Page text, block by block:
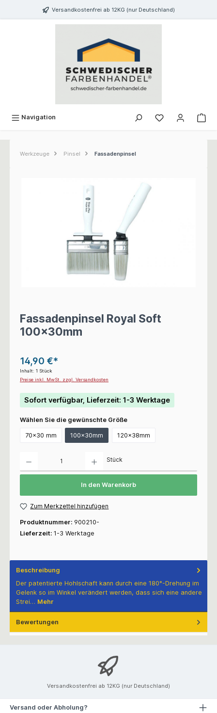
springen Versandkostenfrei ab 12KG (nur Deutschland)
Navigation
Werkzeuge Pinsel Fassadenpinsel
Fassadenpinsel Royal Soft
100x30mm
14,90 €*
Inhalt: 1 Stück
Preise inkl. MwSt. zzgl. Versandkosten
Sofort verfügbar, Lieferzeit: 1-3 Werktage
Wählen Sie die gewünschte Größe
70x30 mm 100x30mm 120x38mm
Stück
In den Warenkorb
Zum Merkzettel hinzufügen
Produktnummer: 900210-
Lieferzeit: 1-3 Werktage
Beschreibung
Der patentierte Hohlschaft kann durch eine 180°-Drehung im
Gelenk so im Winkel verändert werden, dass sich eine andere
Strei… Mehr
Bewertungen
Versandkostenfrei ab 12KG (nur Deutschland)
Versand oder Abholung?